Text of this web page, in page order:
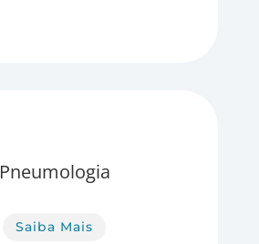
Pneumologia
Saiba Mais